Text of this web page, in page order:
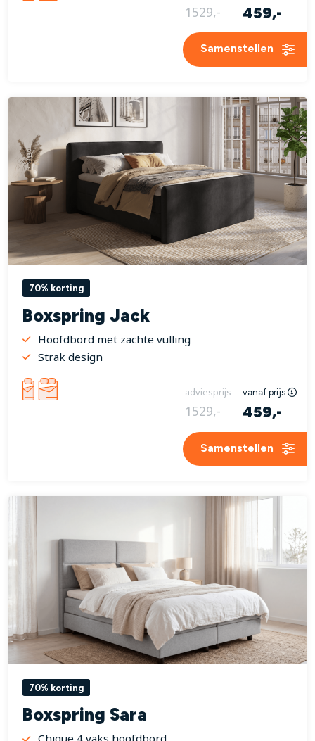
1529,- 459,-
Samenstellen
70% korting
Boxspring Jack
Hoofdbord met zachte vulling
Strak design
adviesprijs vanaf prijs
1529,- 459,-
Samenstellen
70% korting
Boxspring Sara